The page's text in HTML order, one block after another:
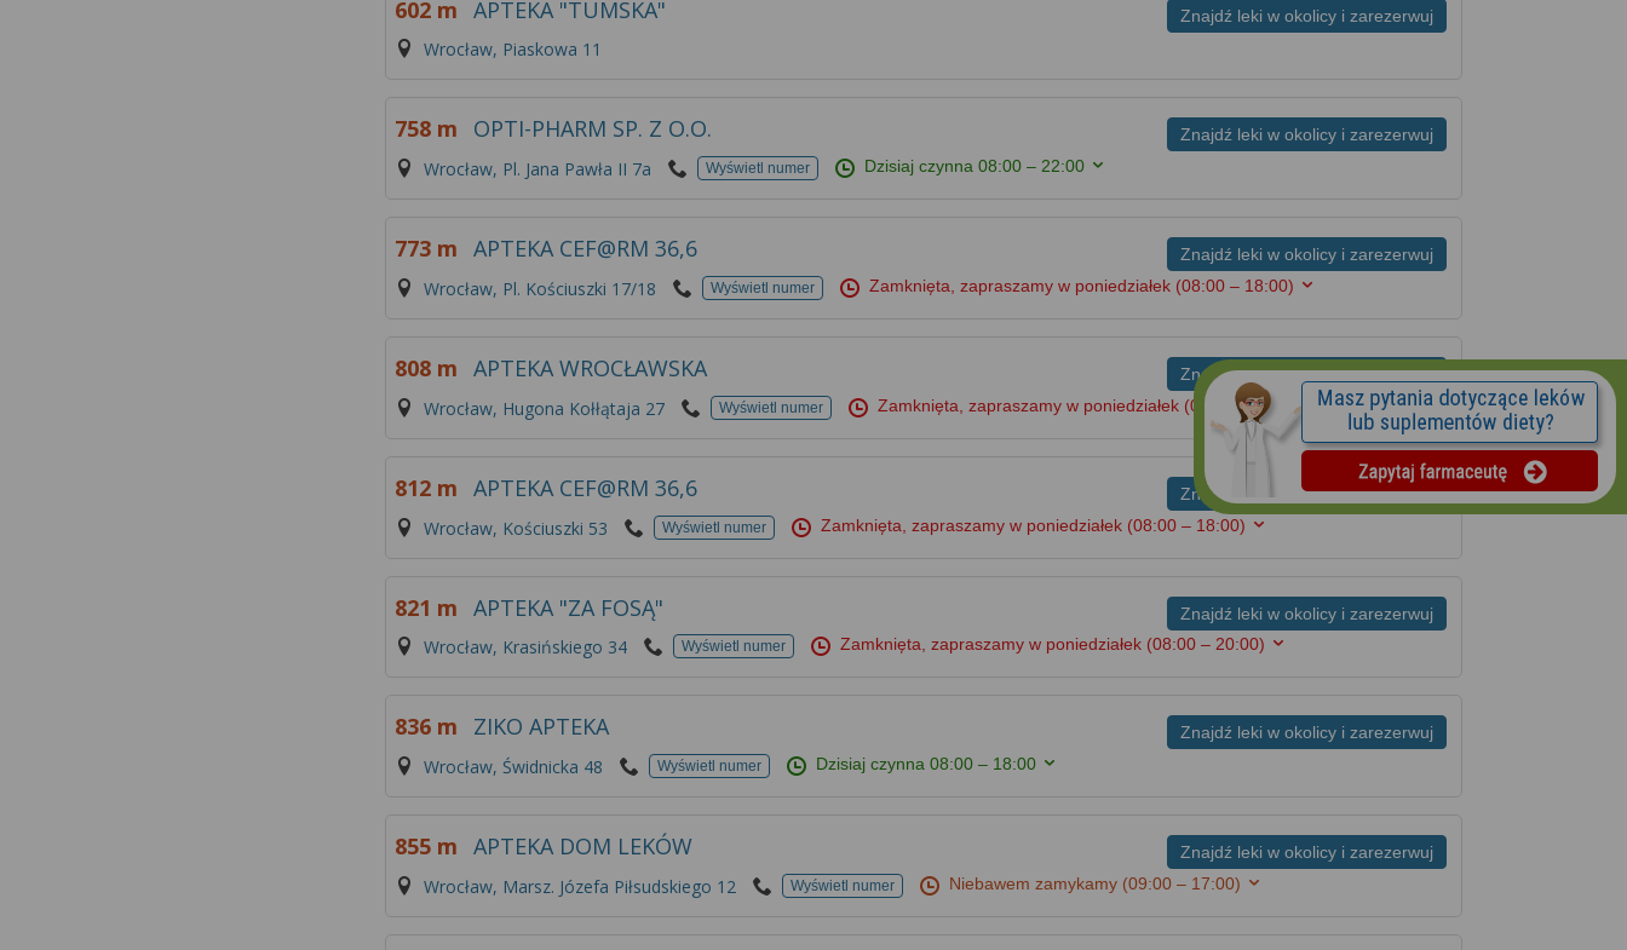
Znajdź leki w okolicy i zarezerwuj
602 m APTEKA "TUMSKA"
Wrocław, Piaskowa 11
Znajdź leki w okolicy i zarezerwuj
758 m OPTI-PHARM SP. Z O.O.
Wrocław, Pl. Jana Pawła II 7a Wyświetl numer Dzisiaj czynna08:00 – 22:00
Znajdź leki w okolicy i zarezerwuj
773 m APTEKA CEF@RM 36,6
Wrocław, Pl. Kościuszki 17/18 Wyświetl numer Zamknięta, zapraszamy w poniedziałek (08:00 – 18:00)
Znajdź leki w okolicy i zarezerwuj
808 m APTEKA WROCŁAWSKA
Wrocław, Hugona Kołłątaja 27 Wyświetl numer Zamknięta, zapraszamy w poniedziałek (08:00 – 20:00)
Znajdź leki w okolicy i zarezerwuj
812 m APTEKA CEF@RM 36,6
Wrocław, Kościuszki 53 Wyświetl numer Zamknięta, zapraszamy w poniedziałek (08:00 – 18:00)
Znajdź leki w okolicy i zarezerwuj
821 m APTEKA "ZA FOSĄ"
Wrocław, Krasińskiego 34 Wyświetl numer Zamknięta, zapraszamy w poniedziałek (08:00 – 20:00)
Znajdź leki w okolicy i zarezerwuj
836 m ZIKO APTEKA
Wrocław, Świdnicka 48 Wyświetl numer Dzisiaj czynna08:00 – 18:00
Znajdź leki w okolicy i zarezerwuj
855 m APTEKA DOM LEKÓW
Wrocław, Marsz. Józefa Piłsudskiego 12 Wyświetl numer Niebawem zamykamy (09:00 – 17:00)